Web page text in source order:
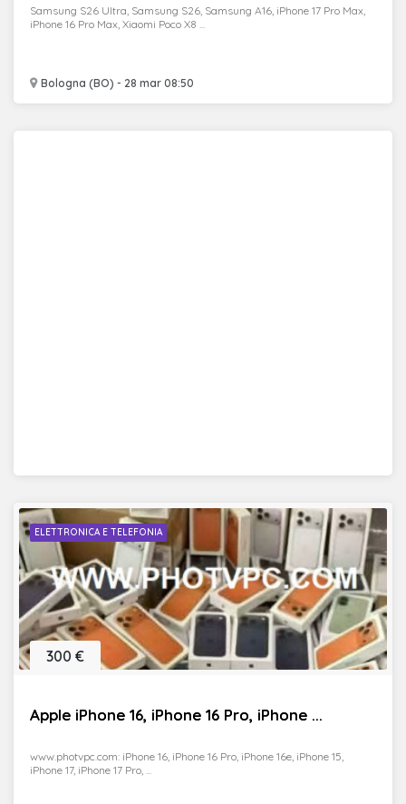
Bologna (BO) - 28 mar 08:50
Samsung S26 Ultra, Samsung S26, Samsung A16, iPhone 17 Pro Max,
iPhone 16 Pro Max, Xiaomi Poco X8 ...
ELETTRONICA E TELEFONIA
Apple iPhone 16, iPhone 16 Pro, iPhone ...
300 €
www.photvpc.com: iPhone 16, iPhone 16 Pro, iPhone 16e, iPhone 15,
iPhone 17, iPhone 17 Pro, ...